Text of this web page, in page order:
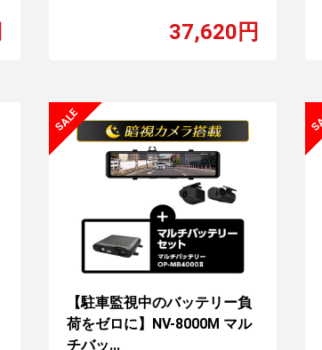
37,620円
【駐車監視中のバッテリー負
荷をゼロに】NV-8000M マル
チバッ...